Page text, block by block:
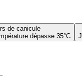
de canicule
dépasse 35°C